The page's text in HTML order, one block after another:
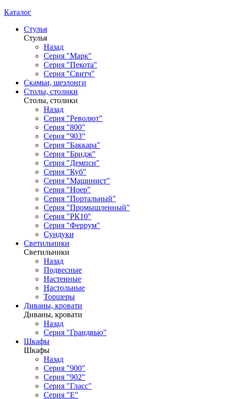
Каталог
Стулья
Стулья
Назад
Серия "Марк"
Серия "Пекота"
Серия "Свитч"
Скамьи, шезлонги
Столы, столики
Столы, столики
Назад
Серия "Револют"
Серия "800"
Серия "903"
Серия "Баккара"
Серия "Бридж"
Серия "Демпси"
Серия "Куб"
Серия "Машинист"
Серия "Ноер"
Серия "Портальный"
Серия "Промышленный"
Серия "РК10"
Серия "Феррум"
Сундуки
Светильники
Светильники
Назад
Подвесные
Настенные
Настольные
Торшеры
Диваны, кровати
Диваны, кровати
Назад
Серия "Грандвью"
Шкафы
Шкафы
Назад
Серия "900"
Серия "902"
Серия "Гласс"
Серия "Е"